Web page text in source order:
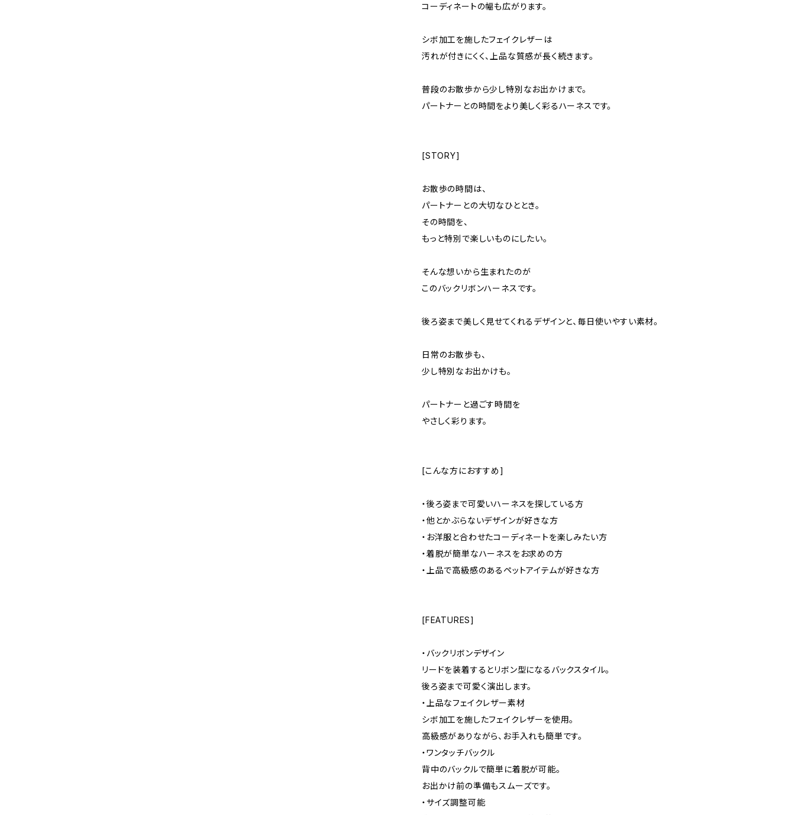
コーディネートの幅も広がります。
シボ加工を施したフェイクレザーは
汚れが付きにくく、上品な質感が長く続きます。
普段のお散歩から少し特別なお出かけまで。
パートナーとの時間をより美しく彩るハーネスです。
[STORY]
お散歩の時間は、
パートナーとの大切なひととき。
その時間を、
もっと特別で楽しいものにしたい。
そんな想いから生まれたのが
このバックリボンハーネスです。
後ろ姿まで美しく見せてくれるデザインと、毎日使いやすい素材。
日常のお散歩も、
少し特別なお出かけも。
パートナーと過ごす時間を
やさしく彩ります。
[こんな方におすすめ]
・後ろ姿まで可愛いハーネスを探している方
・他とかぶらないデザインが好きな方
・お洋服と合わせたコーディネートを楽しみたい方
・着脱が簡単なハーネスをお求めの方
・上品で高級感のあるペットアイテムが好きな方
[FEATURES]
・バックリボンデザイン
リードを装着するとリボン型になるバックスタイル。
後ろ姿まで可愛く演出します。
・上品なフェイクレザー素材
シボ加工を施したフェイクレザーを使用。
高級感がありながら、お手入れも簡単です。
・ワンタッチバックル
背中のバックルで簡単に着脱が可能。
お出かけ前の準備もスムーズです。
・サイズ調整可能